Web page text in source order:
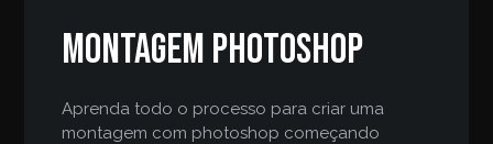
Montagem Photoshop
Aprenda todo o processo para criar uma
montagem com photoshop começando